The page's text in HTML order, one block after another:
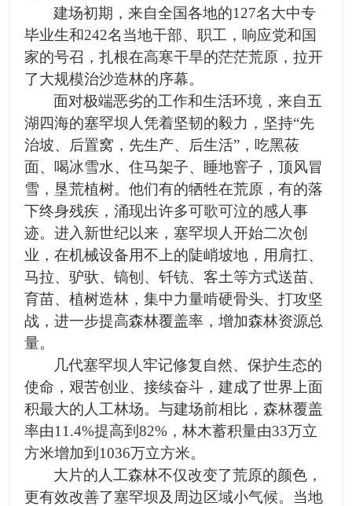
建场初期，来自全国各地的127名大中专
毕业生和242名当地干部、职工，响应党和国
家的号召，扎根在高寒干旱的茫茫荒原，拉开
了大规模治沙造林的序幕。
面对极端恶劣的工作和生活环境，来自五
湖四海的塞罕坝人凭着坚韧的毅力，坚持“先
治坡、后置窝，先生产、后生活”，吃黑莜
面、喝冰雪水、住马架子、睡地窨子，顶风冒
雪，垦荒植树。他们有的牺牲在荒原，有的落
下终身残疾，涌现出许多可歌可泣的感人事
迹。进入新世纪以来，塞罕坝人开始二次创
业，在机械设备用不上的陡峭坡地，用肩扛、
马拉、驴驮、镐刨、钎铳、客土等方式送苗、
育苗、植树造林，集中力量啃硬骨头、打攻坚
战，进一步提高森林覆盖率，增加森林资源总
量。
几代塞罕坝人牢记修复自然、保护生态的
使命，艰苦创业、接续奋斗，建成了世界上面
积最大的人工林场。与建场前相比，森林覆盖
率由11.4%提高到82%，林木蓄积量由33万立
方米增加到1036万立方米。
大片的人工森林不仅改变了荒原的颜色，
更有效改善了塞罕坝及周边区域小气候。当地